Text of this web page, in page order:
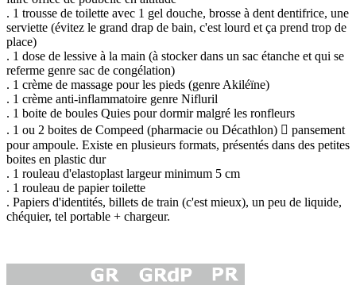
. 1 trousse de toilette avec 1 gel douche, brosse à dent dentifrice, une
serviette (évitez le grand drap de bain, c'est lourd et ça prend trop de
place)
. 1 dose de lessive à la main (à stocker dans un sac étanche et qui se
referme genre sac de congélation)
. 1 crème de massage pour les pieds (genre Akiléïne)
. 1 crème anti-inflammatoire genre Nifluril
. 1 boite de boules Quies pour dormir malgré les ronfleurs
. 1 ou 2 boites de Compeed (pharmacie ou Décathlon)  pansement
pour ampoule. Existe en plusieurs formats, présentés dans des petites
boites en plastic dur
. 1 rouleau d'elastoplast largeur minimum 5 cm
. 1 rouleau de papier toilette
. Papiers d'identités, billets de train (c'est mieux), un peu de liquide,
chéquier, tel portable + chargeur.